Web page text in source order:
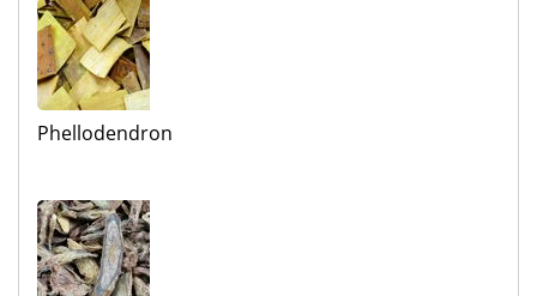
Phellodendron